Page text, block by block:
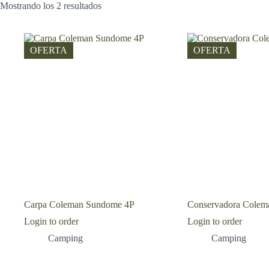
Mostrando los 2 resultados
OFERTA
Carpa Coleman Sundome 4P
Login to order
Camping
OFERTA
Conservadora
Login to order
Camping